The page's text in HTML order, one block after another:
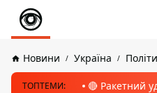
Новини Україна
ТОПТЕМИ: 🔴 Ракетний